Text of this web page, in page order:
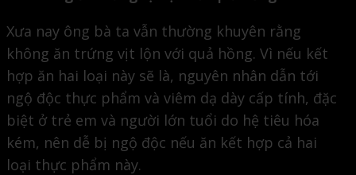
Xưa nay ông bà ta vẫn thường khuyên rằng
không ăn trứng vịt lộn với quả hồng. Vì nếu kết
hợp ăn hai loại này sẽ là, nguyên nhân dẫn tới
ngộ độc thực phẩm và viêm dạ dày cấp tính, đặc
biệt ở trẻ em và người lớn tuổi do hệ tiêu hóa
kém, nên dễ bị ngộ độc nếu ăn kết hợp cả hai
loại thực phẩm này.